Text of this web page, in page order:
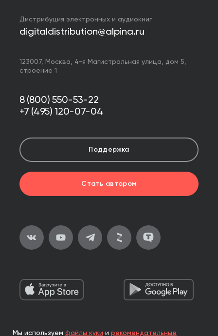
Дистрибуция электронных и аудиокниг
digitaldistribution@alpina.ru
123007, Москва, 4-я Магистральная улица, дом 5,
строение 1
8 (800) 550-53-22
+7 (495) 120-07-04
Поддержка
Стать автором
2026, ООО «Альпина Паблишер»
Мы используем файлы куки и рекомендательные